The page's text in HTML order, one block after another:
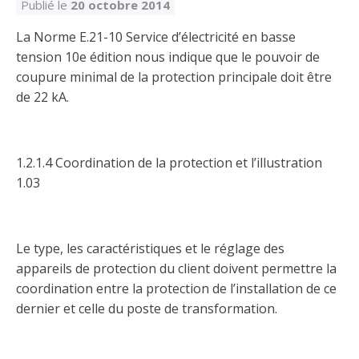
Découvrez notre campagne de
sensibilisation
Faire affaire avec un maître électricien
Comment choisir un entrepreneur électricien
Découvrir l'espace Entrepreneurs
lien
s’ouvrira
fenêtre
Avantages et privilèges
pour les membres
Découvrir l'espace Devenir
entrepreneur
lien
s’ouvrira
fenêtre
Formulaires, guides et autres documents
informatifs
Demande de délivrance ou de modification d’une
Découvrir l'espace La CMEQ
À propos de la CMEQ
Mission et historique
Comités de la CMEQ
Le personnel de la CMEQ
Découvrir l'espace Formation continue
lien
s’ouvrira
fenêtre
À propos
Offre de formation de la CMEQ
Publié le 20 octobre 2014
La Norme E.21-10 Service d’électricité en basse
tension 10e édition nous indique que le pouvoir de
coupure minimal de la protection principale doit être
de 22 kA.
1.2.1.4 Coordination de la protection et l’illustration
1.03
Le type, les caractéristiques et le réglage des
appareils de protection du client doivent permettre la
coordination entre la protection de l’installation de ce
dernier et celle du poste de transformation.